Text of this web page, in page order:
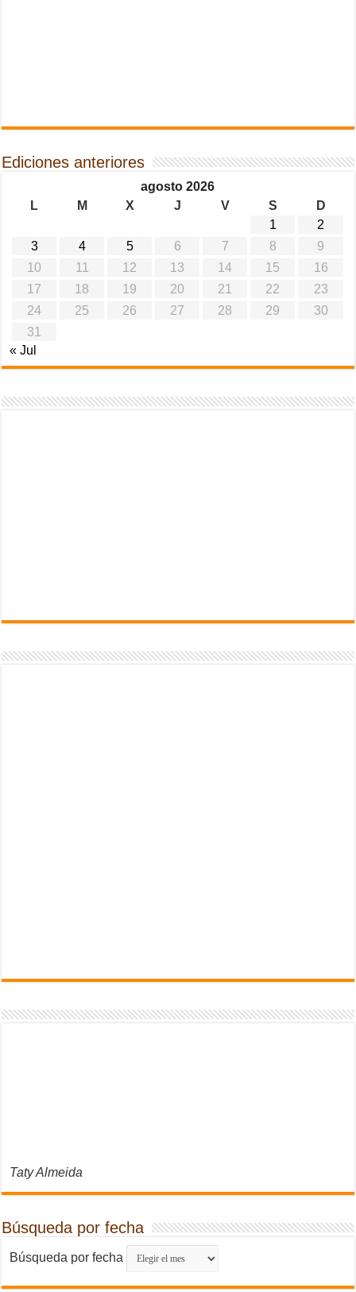
Ediciones anteriores
agosto 2026
L
M X J V S
D
1
2
3
4 5 6 7 8
9
10
11 12 13 14 15
16
17
18 19 20 21 22
23
24
25 26 27 28 29
30
31
« Jul
Taty Almeida
Búsqueda por fecha
Búsqueda por fecha